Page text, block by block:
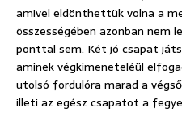
amivel eldönthettük volna a
összességében azonban nem
ponttal sem. Két jó csapat
aminek végkimeneteléül
utolsó fordulóra marad a
illeti az egész csapatot a